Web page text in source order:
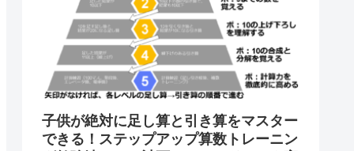
子供が絶対に足し算と引き算をマスター
できる！ステップアップ算数トレーニン